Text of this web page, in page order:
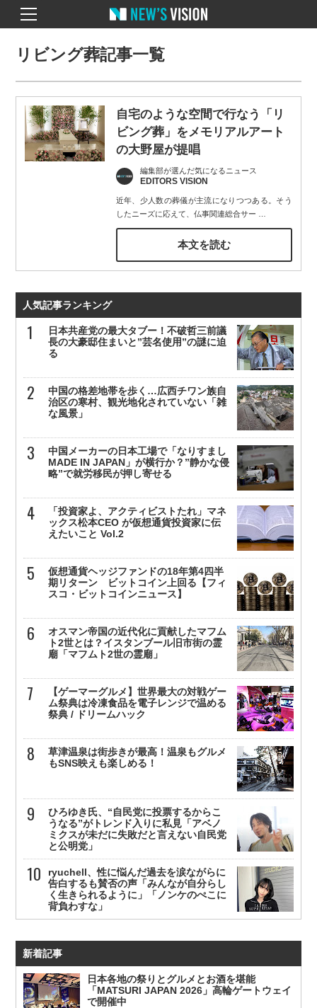
リビング葬記事一覧
自宅のような空間で行なう「リ
ビング葬」をメモリアルアート
の大野屋が提唱
編集部が選んだ気になるニュース
EDITORS VISION
近年、少人数の葬儀が主流になりつつある。そう
したニーズに応えて、仏事関連総合サー
本文を読む
人気記事ランキング
日本共産党の最大タブー！不破哲三前議
長の大豪邸住まいと”芸名使用”の謎に迫
る
中国の格差地帯を歩く…広西チワン族自
治区の寒村、観光地化されていない「雑
な風景」
中国メーカーの日本工場で「なりすまし
MADE IN JAPAN」が横行か？”静かな侵
略”で就労移民が押し寄せる
「投資家よ、アクティビストたれ」マネ
ックス松本CEO が仮想通貨投資家に伝
えたいこと Vol.2
仮想通貨ヘッジファンドの18年第4四半
期リターン ビットコイン上回る【フィ
スコ・ビットコインニュース】
オスマン帝国の近代化に貢献したマフム
ト2世とは？イスタンブール旧市街の霊
廟「マフムト2世の霊廟」
【ゲーマーグルメ】世界最大の対戦ゲー
ム祭典は冷凍食品を電子レンジで温める
祭典 / ドリームハック
草津温泉は街歩きが最高！温泉もグルメ
もSNS映えも楽しめる！
ひろゆき氏、“自民党に投票するからこ
うなる”がトレンド入りに私見「アベノ
ミクスが未だに失敗だと言えない自民党
と公明党」
ryuchell、性に悩んだ過去を涙ながらに
告白するも賛否の声「みんなが自分らし
く生きられるように」「ノンケのぺこに
背負わすな」
新着記事
日本各地の祭りとグルメとお酒を堪能
「MATSURI JAPAN 2026」高輪ゲートウェイ
で開催中